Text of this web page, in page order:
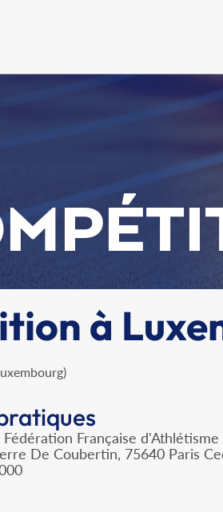
à
Fédération Française d'Athlétisme
De Coubertin, 75640 Paris